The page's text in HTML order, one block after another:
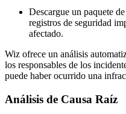
Descargue un paquete
registros de seguridad
afectado.
Wiz ofrece un análisis
los responsables de los
puede haber ocurrido una
Análisis de Causa Raíz